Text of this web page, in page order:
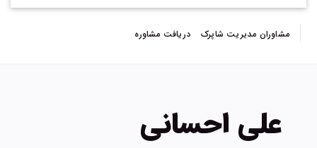
مشاوران مدیریت شاپرک دریافت مشاوره
علی احسانی